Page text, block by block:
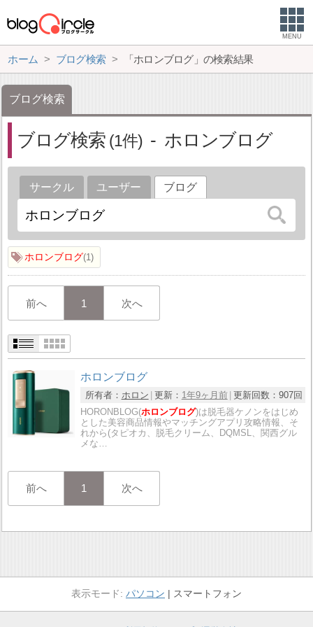
MENU
ホーム ブログ検索 「ホロンブログ」の検索結果
ブログ検索
ブログ検索 1 ホロンブログ
サークル ユーザー ブログ
ホロンブログ 1
前へ 1 次へ
ホロンブログ
所有者： ホロン 更新： 1年9ヶ月前 更新回数： 907回
HORONBLOG(ホロンブログ)は脱毛器ケノンをはじめ
とした美容商品情報やマッチングアプリ攻略情報、そ
れから(タピオカ、脱毛クリーム、DQMSL、関西グル
メな…
前へ 1 次へ
パソコン スマートフォン